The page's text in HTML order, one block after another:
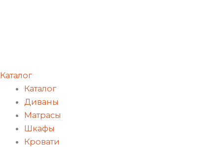
Каталог
Каталог
Диваны
Матрасы
Шкафы
Кровати